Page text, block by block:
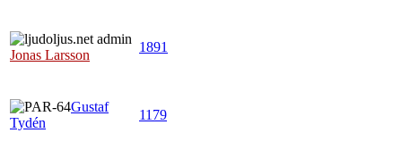
Jonas Larsson
1891
Gustaf
Tydén
1179